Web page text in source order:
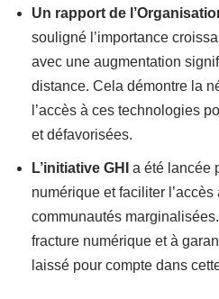
Un rapport de
souligné l’importance
avec une augmentation
distance. Cela démontre la
l’accès à ces technologies
et défavorisées.
L’initiative GHI
a été lancée
numérique et faciliter
communautés
fracture numérique et à
laissé pour compte dans